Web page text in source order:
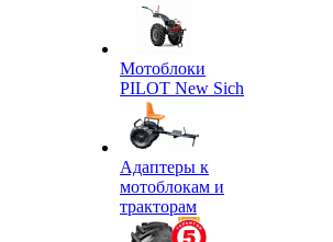
Мотоблоки
PILOT New Sich
Адаптеры к
мотоблокам и
тракторам